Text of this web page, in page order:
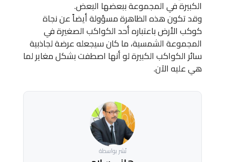
الكبيرة في المجموعة ببعضها البعض.
وقد تكون هذه الظاهرة مسؤولة أيضاً عن نجاة
كوكب الأرض باعتباره أحد الكواكب الصغيرة في
المجموعة الشمسية، ما كان سيجعله عرضة لجاذبية
سائر الكواكب الكبيرة لو أنها اصطفت بشكل مغاير لما
هي عليه الآن.
نُشر بواسطة